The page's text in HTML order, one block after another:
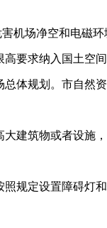
机场净空和电磁环
要求纳入国土空间
体规划。市自然
建筑物或者设施
规定设置障碍灯